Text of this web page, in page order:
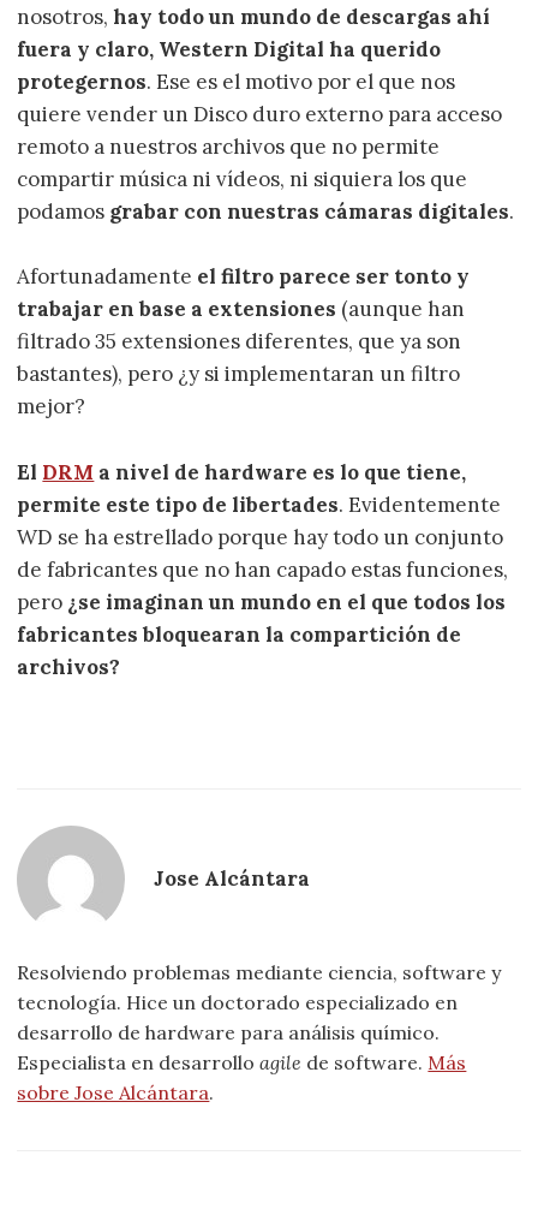
nosotros, hay todo un mundo de descargas ahí
fuera y claro, Western Digital ha querido
protegernos. Ese es el motivo por el que nos
quiere vender un Disco duro externo para acceso
remoto a nuestros archivos que no permite
compartir música ni vídeos, ni siquiera los que
podamos grabar con nuestras cámaras digitales.
Afortunadamente el filtro parece ser tonto y
trabajar en base a extensiones (aunque han
filtrado 35 extensiones diferentes, que ya son
bastantes), pero ¿y si implementaran un filtro
mejor?
El DRM a nivel de hardware es lo que tiene,
permite este tipo de libertades. Evidentemente
WD se ha estrellado porque hay todo un conjunto
de fabricantes que no han capado estas funciones,
pero ¿se imaginan un mundo en el que todos los
fabricantes bloquearan la compartición de
archivos?
Jose Alcántara
Resolviendo problemas mediante ciencia, software y
tecnología. Hice un doctorado especializado en
desarrollo de hardware para análisis químico.
Especialista en desarrolloagile de software. Más
sobre Jose Alcántara.